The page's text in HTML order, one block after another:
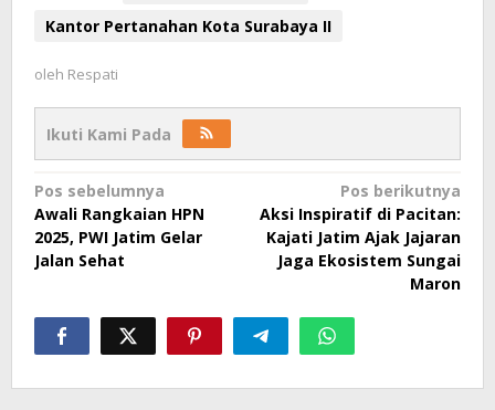
Kantor Pertanahan Kota Surabaya II
oleh Respati
Ikuti Kami Pada
Navigasi
pos
Pos sebelumnya
Awali Rangkaian HPN
2025, PWI Jatim Gelar
Jalan Sehat
Pos berikutnya
Aksi Inspiratif di Pacitan:
Kajati Jatim Ajak Jajaran
Jaga Ekosistem Sungai
Maron